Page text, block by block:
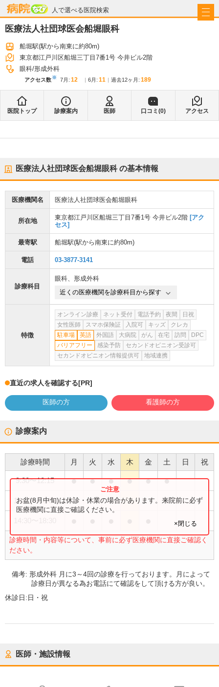
人で選べる医院検索
病院なび
医療法人社団球医会船堀眼科
船堀駅(駅から南東に約80m)
東京都江戸川区船堀三丁目7番1号 今井ビル2階
眼科 形成外科
アクセス数※ 7月 : 12 6月 : 11 過去12ヶ月: 189
医院トップ 診療案内 医師 口コミ(0) アクセス
医療法人社団球医会船堀眼科の基本情報
医療機関名 医療法人社団球医会船堀眼科
所在地 東京都江戸川区船堀三丁目7番1号 今井ビル2階 [アク
セス]
最寄駅 船堀駅(駅から南東に約80m)
電話 03-3877-3141
診療科目
眼科、 形成外科
近くの医療機関を診療科目から探す
特徴
オンライン診療 ネット受付 電話予約 夜間
日祝
女性医師
スマホ保険証 入院可 キッズ
クレカ
駐車場
英語 外国語 大病院 がん 在宅 訪問
DPC
バリアフリー
感染予防
セカンドオピニオン受診可
セカンドオピニオン情報提供可
地域連携
直近の求人を確認する[PR]
医師の方 看護師の方
診療案内
診療時間 月 火 水 木 金 土 日 祝
9:30〜12:15 ● ● ● ● ● ●
14:30〜18:00 ●
診療時間・内容等について、事前に必ず医療機関に直接ご確認く
ださい。
お盆(8月中旬)は休診・休業の場合があります。来院前に必ず
医療機関に直接ご確認ください。
×閉じる
備考:形成外科 月に3～4回の診療を行っております。月によって
診療日が異なる為お電話にて確認をして頂ける方が良い。
休診日:日・祝
医師・施設情報